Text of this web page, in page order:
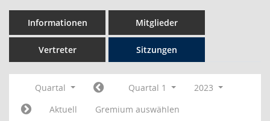
Informationen Mitglieder
Vertreter Sitzungen
Quartal Quartal 1
2023
Aktuell
Gremium auswählen